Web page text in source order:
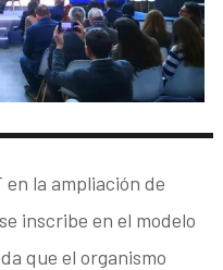
la ampliación de
inscribe en el modelo
que el organismo